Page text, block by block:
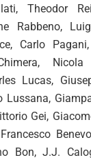
Theodor
Rabbeno,
Carlo
Nicola
Lucas,
Lussana,
Gei,
Bon, J.J.